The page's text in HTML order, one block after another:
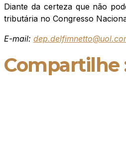
Diante da certeza que não
tributária no Congresso
E-mail:
Compartilhe